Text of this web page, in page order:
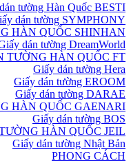
tường Hàn Quốc BESTI
dán tường SYMPHONY
HÀN QUỐC SHINHAN
dán tường DreamWorld
TƯỜNG HÀN QUỐC FT
Giấy dán tường Hera
Giấy dán tường EROOM
Giấy dán tường DARAE
HÀN QUỐC GAENARI
Giấy dán tường BOS
HÀN QUỐC JEIL
Giấy dán tường Nhật Bản
PHONG CÁCH